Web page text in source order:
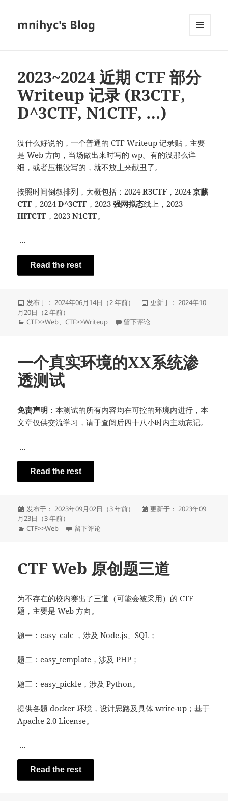
mnihyc's Blog
2023~2024 近期 CTF 部分
Writeup 记录 (R3CTF,
D^3CTF, N1CTF, …)
没什么好说的，一个普通的 CTF Writeup 记录贴，主要
是 Web 方向，当场做出来时写的 wp。有的没那么详
细，或者压根没写的，就不放上来献丑了。
按照时间倒叙排列，大概包括：2024R3CTF ，2024京麒
CTF ，2024D^3CTF ，2023强网拟态线上，2023
HITCTF ，2023N1CTF。
…
Read the rest
发
布
于
发布于： 2024年06月14日（2 年前）
发
于
更新于： 2024年10
月20日（2 年前）
分
CTF>>Web、CTF>>Writeup 于2023~2024 近期 CTF 部分
留下评论
一个真实环境的XX系统渗
透测试
免责声明 ：本测试的所有内容均在可控的环境内进行，本
文章仅供交流学习，请于查阅后四十八小时内主动忘记。
…
Read the rest
发
布
于
发布于： 2023年09月02日（3 年前）
发
更新于： 2023年09
月23日（3 年前）
分
CTF>>Web 于一个真实环境的XX系统渗透测试
留下评论
CTF Web 原创题三道
为不存在的校内赛出了三道（可能会被采用）的 CTF
题，主要是 Web 方向。
题一：easy_calc ，涉及 Node.js、SQL；
题二：easy_template，涉及 PHP；
题三：easy_pickle，涉及 Python。
提供各题 docker 环境，设计思路及具体 write-up；基于
Apache 2.0 License。
…
Read the rest